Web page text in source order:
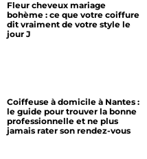
Fleur cheveux mariage
bohème : ce que votre coiffure
dit vraiment de votre style le
jour J
Coiffeuse à domicile à Nantes :
le guide pour trouver la bonne
professionnelle et ne plus
jamais rater son rendez-vous